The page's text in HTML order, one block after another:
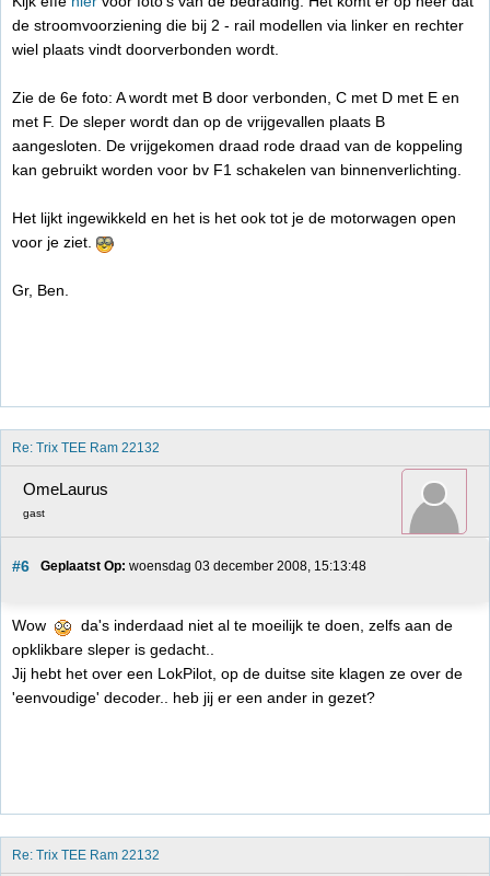
de stroomvoorziening die bij 2 - rail modellen via linker en rechter
wiel plaats vindt doorverbonden wordt.
Zie de 6e foto: A wordt met B door verbonden, C met D met E en
met F. De sleper wordt dan op de vrijgevallen plaats B
aangesloten. De vrijgekomen draad rode draad van de koppeling
kan gebruikt worden voor bv F1 schakelen van binnenverlichting.
Het lijkt ingewikkeld en het is het ook tot je de motorwagen open
voor je ziet.
Gr, Ben.
Re: Trix TEE Ram 22132
OmeLaurus
gast
#6 Geplaatst Op: woensdag 03 december 2008, 15:13:48
Wow
da's inderdaad niet al te moeilijk te doen, zelfs aan de
opklikbare sleper is gedacht..
Jij hebt het over een LokPilot, op de duitse site klagen ze over de
'eenvoudige' decoder.. heb jij er een ander in gezet?
Re: Trix TEE Ram 22132